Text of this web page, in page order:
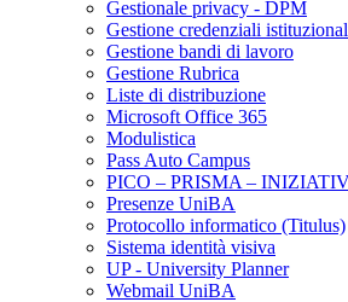
Gestionale privacy - DPM
Gestione credenziali
Gestione bandi di lavoro
Gestione Rubrica
Liste di distribuzione
Microsoft Office 365
Modulistica
Pass Auto Campus
PICO – PRISMA –
Presenze UniBA
Protocollo informatico (Titulus)
Sistema identità visiva
UP - University Planner
Webmail UniBA